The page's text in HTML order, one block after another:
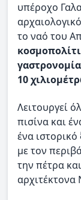
υπέροχο
το ναό του
10
Λειτουργεί
πισίνα και
ένα
με τον
την πέτρα